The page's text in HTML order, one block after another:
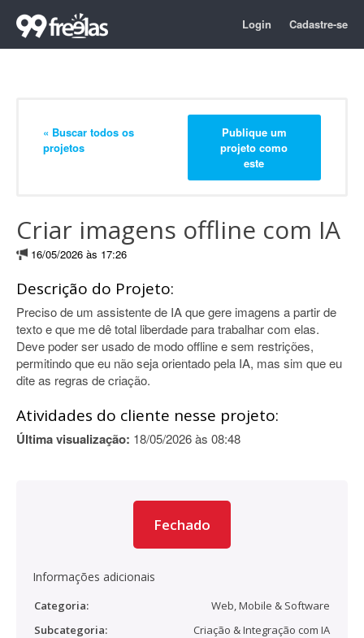
Login Cadastre-se
« Buscar todos os
projetos
Publique um
projeto como
este
Criar imagens offline com IA
16/05/2026 às 17:26
Descrição do Projeto:
Preciso de um assistente de IA que gere imagens a partir de
texto e que me dê total liberdade para trabalhar com elas.
Deve poder ser usado de modo offline e sem restrições,
permitindo que eu não seja orientado pela IA, mas sim que eu
dite as regras de criação.
Atividades do cliente nesse projeto:
Última visualização: 18/05/2026 às 08:48
Fechado
Informações adicionais
Categoria:
Web, Mobile & Software
Subcategoria:
Criação & Integração com IA